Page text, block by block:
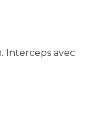
Interceps avec